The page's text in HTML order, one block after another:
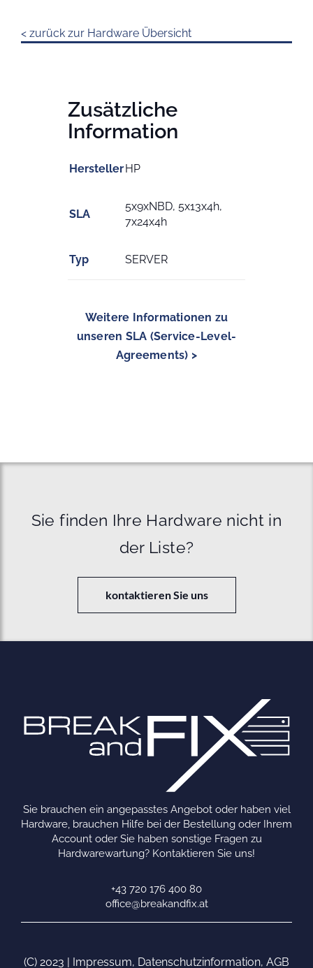
< zurück zur Hardware Übersicht
Zusätzliche
Information
HerstellerHP
SLA
5x9xNBD, 5x13x4h,
7x24x4h
Typ SERVER
Weitere Informationen zu
unseren SLA (Service-Level-
Agreements) >
Sie finden Ihre Hardware nicht in
der Liste?
kontaktieren Sie uns
Sie brauchen ein angepasstes Angebot oder haben viel
Hardware, brauchen Hilfe bei der Bestellung oder Ihrem
Account oder Sie haben sonstige Fragen zu
Hardwarewartung? Kontaktieren Sie uns!
+43 720 176 400 80
office@breakandfix.at
(C) 2023 | Impressum, Datenschutzinformation, AGB